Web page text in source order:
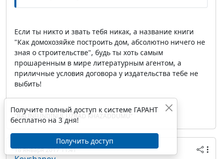
Если ты никто и звать тебя никак, а название книги
"Как домохозяйке построить дом, абсолютно ничего не
зная о строительстве", будь ты хоть самым
прошаренным в мире литературным агентом, а
приличные условия договора у издательства тебе не
выбить!
"BALINFUNDINUL UZBAD KHAZADDUMU"
18 января 2017 11:41
Получите полный доступ к системе ГАРАНТ
бесплатно на 3 дня!
Получить доступ